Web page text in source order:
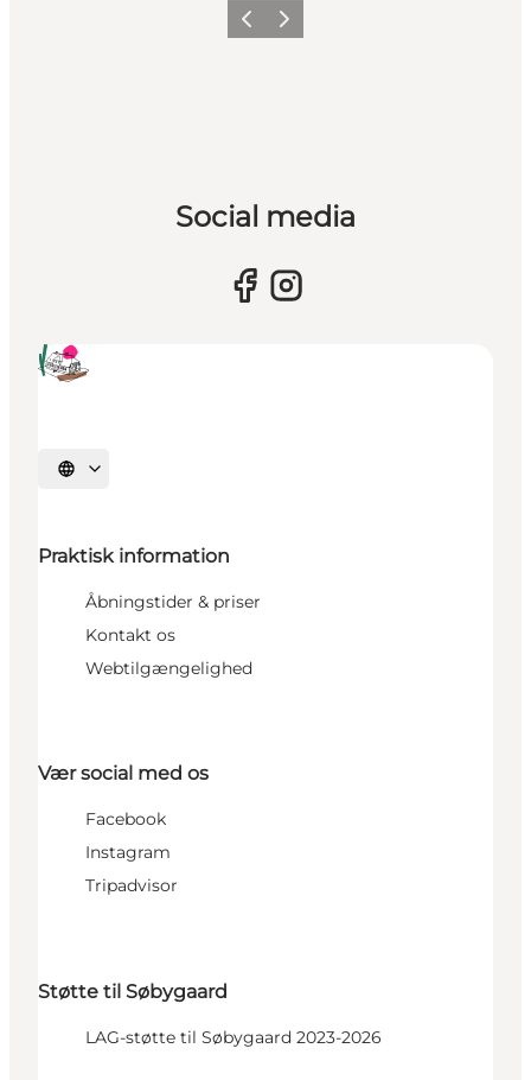
ForrigeNæste
Social media
Vælg sprog
Praktisk information
Åbningstider & priser
Kontakt os
Webtilgængelighed
Vær social med os
Facebook
Instagram
Tripadvisor
Støtte til Søbygaard
LAG-støtte til Søbygaard 2023-2026